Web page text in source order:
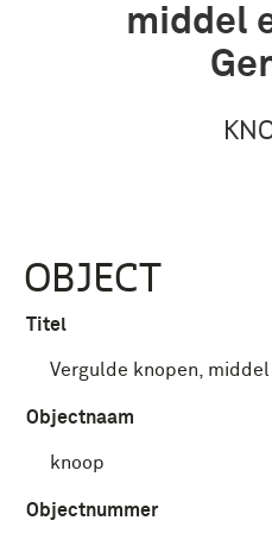
middel
OBJECT
Titel
Vergulde knopen, middel
Objectnaam
knoop
Objectnummer